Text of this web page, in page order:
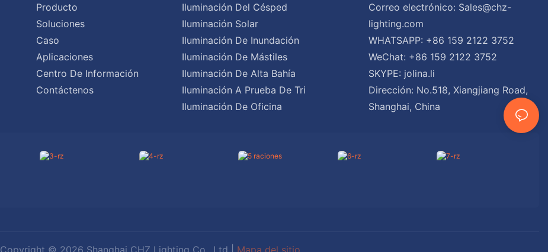
Producto
Soluciones
Caso
Aplicaciones
Centro De Información
Contáctenos
Iluminación Del Césped
Iluminación Solar
Iluminación De Inundación
Iluminación De Mástiles
Iluminación De Alta Bahía
Iluminación A Prueba De Tri
Iluminación De Oficina
Correo electrónico: Sales@chz-
lighting.com
WHATSAPP: +86 159 2122 3752
WeChat: +86 159 2122 3752
SKYPE: jolina.li
Dirección: No.518, Xiangjiang Road,
Shanghai, China